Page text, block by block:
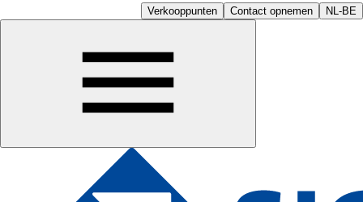
Verkooppunten Contact opnemen NL-BE